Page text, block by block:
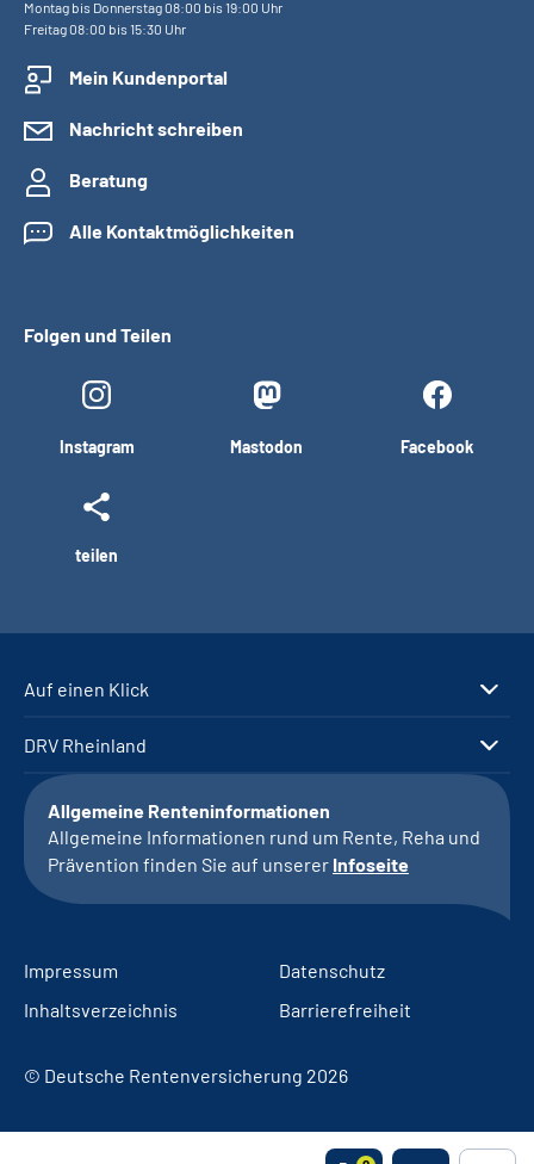
Montag bis Donnerstag 08:00 bis 19:00 Uhr
Freitag 08:00 bis 15:30 Uhr
Mein Kundenportal
Nachricht schreiben
Beratung
Alle Kontaktmöglichkeiten
Folgen und Teilen
Instagram Mastodon Facebook
teilen
Auf einen Klick
DRV Rheinland
Allgemeine Renteninformationen
Allgemeine Informationen rund um Rente, Reha und
Prävention finden Sie auf unserer Infoseite
Impressum
Datenschutz
Inhaltsverzeichnis
Barrierefreiheit
© Deutsche Rentenversicherung 2026